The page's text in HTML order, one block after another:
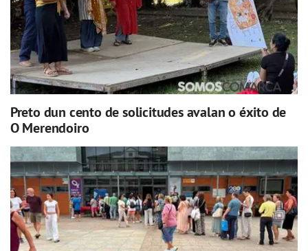
Preto dun cento de solicitudes avalan o éxito de
O Merendoiro